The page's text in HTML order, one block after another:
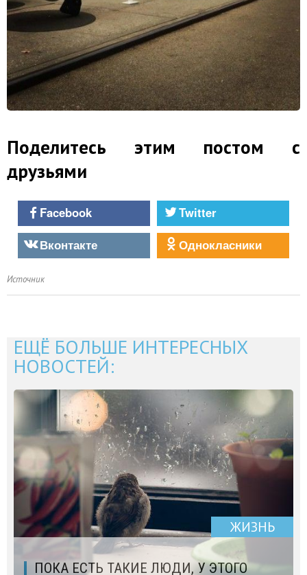
Поделитесь этим постом с
друзьями
Facebook
Twitter
Вконтакте
Однокласники
Источник
ЕЩЁ БОЛЬШЕ ИНТЕРЕСНЫХ
НОВОСТЕЙ:
ЖИЗНЬ
ПОКА ЕСТЬ ТАКИЕ ЛЮДИ, У ЭТОГО